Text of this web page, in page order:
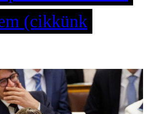
(cikkünk